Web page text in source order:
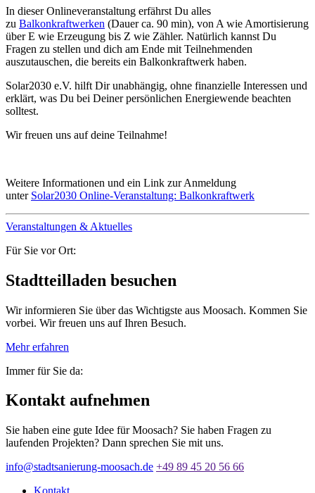
In dieser Onlineveranstaltung erfährst Du alles
zu Balkonkraftwerken (Dauer ca. 90 min), von A wie Amortisierung
über E wie Erzeugung bis Z wie Zähler. Natürlich kannst Du
Fragen zu stellen und dich am Ende mit Teilnehmenden
auszutauschen, die bereits ein Balkonkraftwerk haben.
Solar2030 e.V. hilft Dir unabhängig, ohne finanzielle Interessen und
erklärt, was Du bei Deiner persönlichen Energiewende beachten
solltest.
Wir freuen uns auf deine Teilnahme!
Weitere Informationen und ein Link zur Anmeldung
unter Solar2030 Online-Veranstaltung: Balkonkraftwerk
Veranstaltungen & Aktuelles
Für Sie vor Ort:
Stadtteilladen besuchen
Wir informieren Sie über das Wichtigste aus Moosach. Kommen Sie
vorbei. Wir freuen uns auf Ihren Besuch.
Mehr erfahren
Immer für Sie da:
Kontakt aufnehmen
Sie haben eine gute Idee für Moosach? Sie haben Fragen zu
laufenden Projekten? Dann sprechen Sie mit uns.
info@stadtsanierung-moosach.de +49 89 45 20 56 66